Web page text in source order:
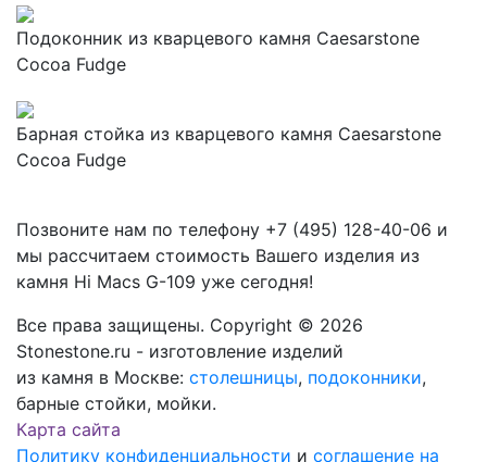
Подоконник из кварцевого камня Caesarstone
Cocoa Fudge
Барная стойка из кварцевого камня Caesarstone
Cocoa Fudge
Позвоните нам по телефону +7 (495) 128-40-06 и
мы рассчитаем стоимость Вашего изделия из
камня Hi Macs G-109 уже сегодня!
Все права защищены. Copyright © 2026
Stonestone.ru - изготовление изделий
из камня в Москве: столешницы, подоконники,
барные стойки, мойки.
Карта сайта
Политику конфиденциальности и соглашение на